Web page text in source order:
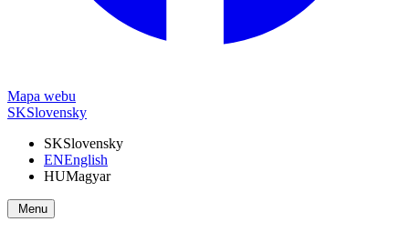
Mapa webu
SKSlovensky
SKSlovensky
ENEnglish
HUMagyar
Menu